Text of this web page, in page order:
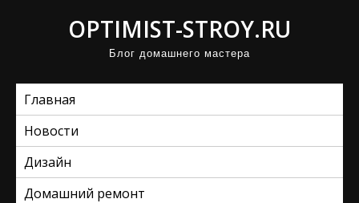
OPTIMIST-STROY.RU
Блог домашнего мастера
Главная
Новости
Дизайн
Домашний ремонт